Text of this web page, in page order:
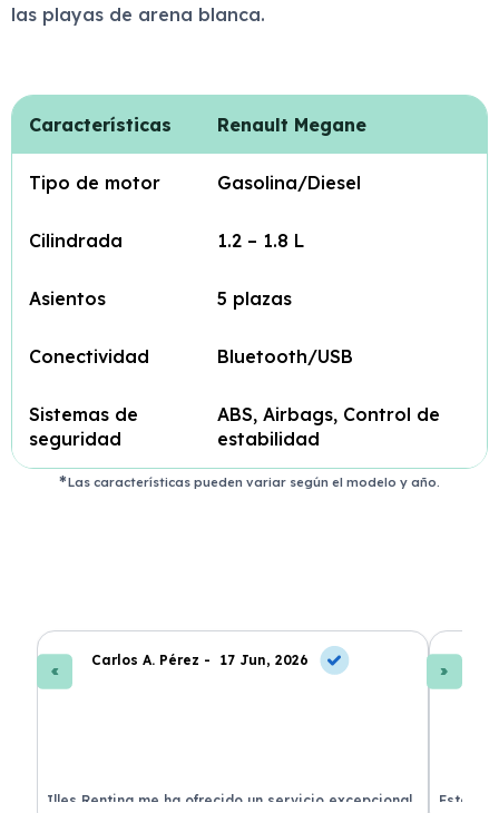
las playas de arena blanca.
Características Renault Megane
Tipo de motor Gasolina/Diesel
Cilindrada 1.2 – 1.8 L
Asientos 5 plazas
Conectividad Bluetooth/USB
Sistemas de
seguridad
ABS, Airbags, Control de
estabilidad
Las características pueden variar según el modelo y año.
Carlos A. Pérez - 17 Jun, 2026
Illes Renting me ha ofrecido un servicio excepcional.
Estoy